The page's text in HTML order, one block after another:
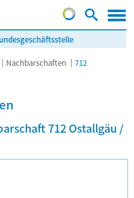
Nachbarschaften 712
712 Ostallgäu /